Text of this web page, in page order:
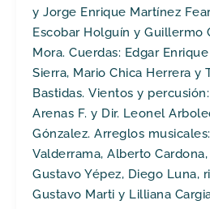
y Jorge Enrique Martínez
Escobar Holguín y Guillermo
Mora. Cuerdas: Edgar
Sierra, Mario Chica Herrera y
Bastidas. Vientos y
Arenas F. y Dir. Leonel
Gónzalez. Arreglos
Valderrama, Alberto
Gustavo Yépez, Diego Luna,
Gustavo Marti y Lilliana